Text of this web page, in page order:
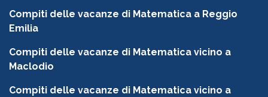
Compiti delle vacanze di Matematica a Reggio
Emilia
Compiti delle vacanze di Matematica vicino a
Maclodio
Compiti delle vacanze di Matematica vicino a